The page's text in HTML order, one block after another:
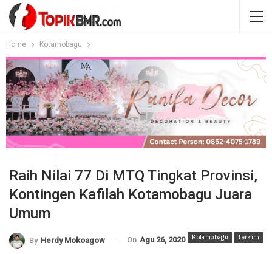
Home Kotamobagu
Raih Nilai 77 Di MTQ Tingkat Provinsi,
Kontingen Kafilah Kotamobagu Juara
Umum
Kotamobagu Terkini
By Herdy Mokoagow On Agu 26, 2020